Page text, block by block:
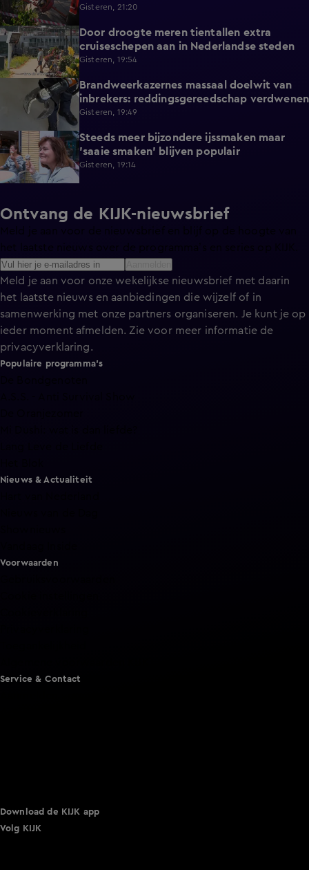
Gisteren, 21:20
2:11
Door droogte meren tientallen extra
cruiseschepen aan in Nederlandse steden
Gisteren, 19:54
Brandweerkazernes massaal doelwit van
inbrekers: reddingsgereedschap verdwenen
Gisteren, 19:49
1:17
Steeds meer bijzondere ijssmaken maar
'saaie smaken' blijven populair
Gisteren, 19:14
Ontvang de KIJK-nieuwsbrief
Meld je aan voor onze wekelijkse nieuwsbrief met daarin
het laatste nieuws en aanbiedingen die wijzelf of in
samenwerking met onze partners organiseren. Je kunt je op
ieder moment afmelden. Zie voor meer informatie de
privacyverklaring.
Populaire programma's
Nieuws & Actualiteit
Voorwaarden
Service & Contact
Download de KIJK app
Volg KIJK